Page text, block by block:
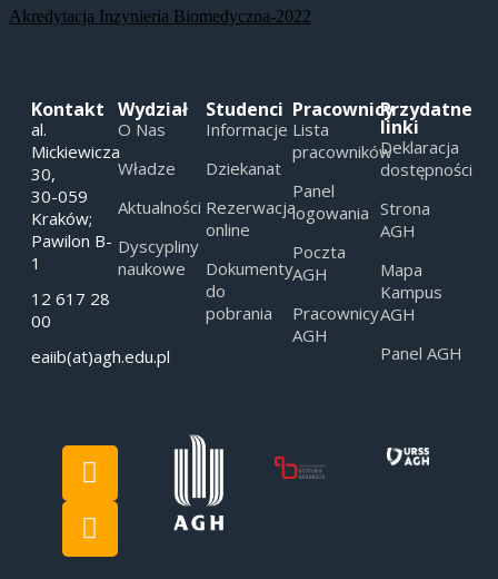
Akredytacja Inzynieria Biomedyczna-2022
Kontakt
al.
Mickiewicza
30,
30-059
Kraków;
Pawilon B-
1
12 617 28
00
eaiib(at)agh.edu.pl
Wydział
O Nas
Władze
Aktualności
Dyscypliny
naukowe
Studenci
Informacje
Dziekanat
Rezerwacja
online
Dokumenty
do
pobrania
Pracownicy
Lista
pracowników
Panel
logowania
Poczta
AGH
Pracownicy
AGH
Przydatne
linki
Deklaracja
dostępności
Strona
AGH
Mapa
Kampus
AGH
Panel AGH